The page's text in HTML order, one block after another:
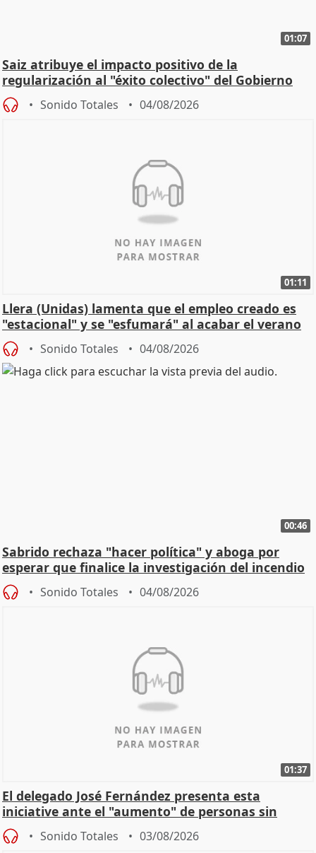
01:07
Saiz atribuye el impacto positivo de la
regularización al "éxito colectivo" del Gobierno
Sonido Totales 04/08/2026
01:11
Llera (Unidas) lamenta que el empleo creado es
"estacional" y se "esfumará" al acabar el verano
Sonido Totales 04/08/2026
00:46
Sabrido rechaza "hacer política" y aboga por
esperar que finalice la investigación del incendio
Sonido Totales 04/08/2026
01:37
El delegado José Fernández presenta esta
iniciative ante el "aumento" de personas sin
hogar en Madri
Sonido Totales 03/08/2026